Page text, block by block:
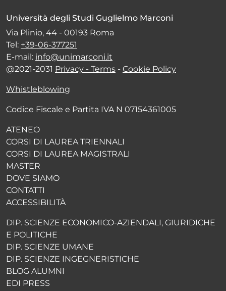
Università degli Studi Guglielmo Marconi
Via Plinio, 44 - 00193 Roma
Tel: +39-06-377251
E-mail: info@unimarconi.it
@2021-2031 Privacy - Terms - Cookie Policy
Whistleblowing
Codice Fiscale e Partita IVA N 07154361005
ATENEO
CORSI DI LAUREA TRIENNALI
CORSI DI LAUREA MAGISTRALI
MASTER
DOVE SIAMO
CONTATTI
ACCESSIBILITÀ
DIP. SCIENZE ECONOMICO-AZIENDALI, GIURIDICHE
E POLITICHE
DIP. SCIENZE UMANE
DIP. SCIENZE INGEGNERISTICHE
BLOG ALUMNI
EDI PRESS